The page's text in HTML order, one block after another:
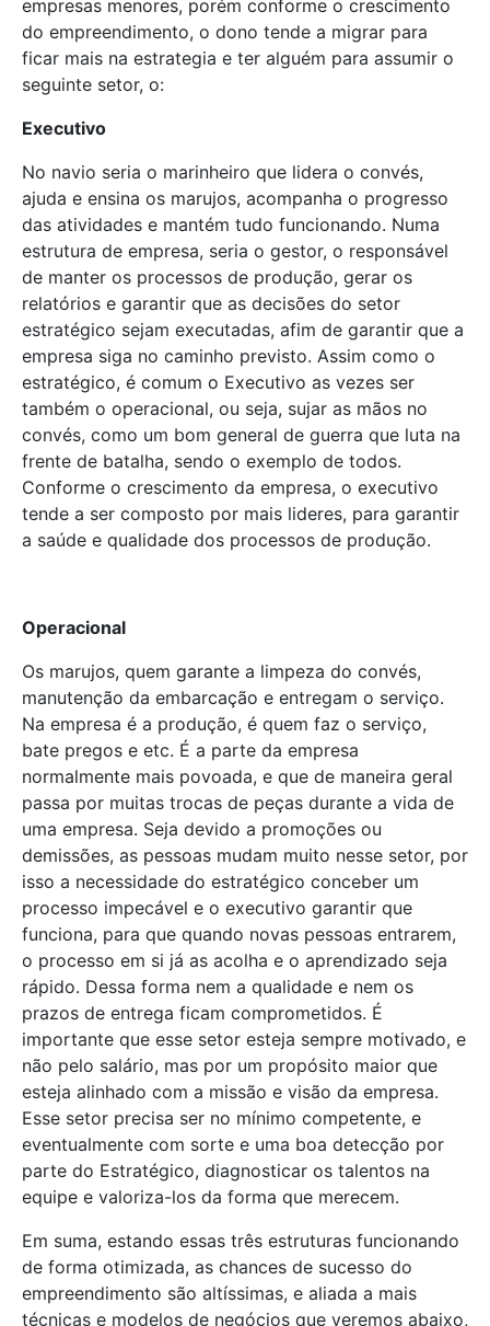
empresas menores, porém conforme o crescimento
do empreendimento, o dono tende a migrar para
ficar mais na estrategia e ter alguém para assumir o
seguinte setor, o:
Executivo
No navio seria o marinheiro que lidera o convés,
ajuda e ensina os marujos, acompanha o progresso
das atividades e mantém tudo funcionando. Numa
estrutura de empresa, seria o gestor, o responsável
de manter os processos de produção, gerar os
relatórios e garantir que as decisões do setor
estratégico sejam executadas, afim de garantir que a
empresa siga no caminho previsto. Assim como o
estratégico, é comum o Executivo as vezes ser
também o operacional, ou seja, sujar as mãos no
convés, como um bom general de guerra que luta na
frente de batalha, sendo o exemplo de todos.
Conforme o crescimento da empresa, o executivo
tende a ser composto por mais lideres, para garantir
a saúde e qualidade dos processos de produção.
Operacional
Os marujos, quem garante a limpeza do convés,
manutenção da embarcação e entregam o serviço.
Na empresa é a produção, é quem faz o serviço,
bate pregos e etc. É a parte da empresa
normalmente mais povoada, e que de maneira geral
passa por muitas trocas de peças durante a vida de
uma empresa. Seja devido a promoções ou
demissões, as pessoas mudam muito nesse setor, por
isso a necessidade do estratégico conceber um
processo impecável e o executivo garantir que
funciona, para que quando novas pessoas entrarem,
o processo em si já as acolha e o aprendizado seja
rápido. Dessa forma nem a qualidade e nem os
prazos de entrega ficam comprometidos. É
importante que esse setor esteja sempre motivado, e
não pelo salário, mas por um propósito maior que
esteja alinhado com a missão e visão da empresa.
Esse setor precisa ser no mínimo competente, e
eventualmente com sorte e uma boa detecção por
parte do Estratégico, diagnosticar os talentos na
equipe e valoriza-los da forma que merecem.
Em suma, estando essas três estruturas funcionando
de forma otimizada, as chances de sucesso do
empreendimento são altíssimas, e aliada a mais
técnicas e modelos de negócios que veremos abaixo,